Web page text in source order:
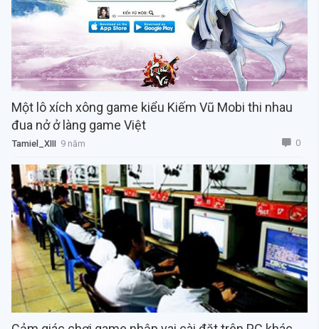
Một lô xích xông game kiểu Kiếm Vũ Mobi thi nhau
đua nở ở làng game Việt
Tamiel_XIII 9 năm 0